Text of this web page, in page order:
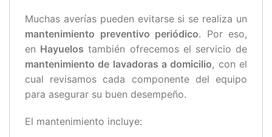
Muchas averías pueden evitarse si se realiza un
mantenimiento preventivo periódico. Por eso,
en Hayuelos también ofrecemos el servicio de
mantenimiento de lavadoras a domicilio, con el
cual revisamos cada componente del equipo
para asegurar su buen desempeño.
El mantenimiento incluye: